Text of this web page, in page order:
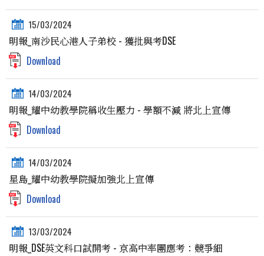
15/03/2024
明報_南沙民心港人子弟校 - 獲批與考DSE
Download
14/03/2024
明報_耀中幼教學院稱收生壓力 - 學額不減 將北上宣傳
Download
14/03/2024
星島_耀中幼教學院擬加強北上宣傳
Download
13/03/2024
明報_DSE英文科口試開考 - 京高中率團應考：競爭細